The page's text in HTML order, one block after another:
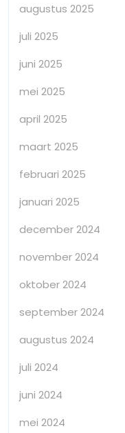
augustus 2025
juli 2025
juni 2025
mei 2025
april 2025
maart 2025
februari 2025
januari 2025
december 2024
november 2024
oktober 2024
september 2024
augustus 2024
juli 2024
juni 2024
mei 2024